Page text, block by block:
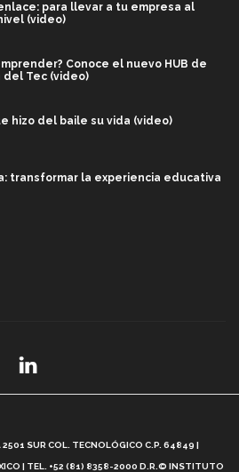
para llevar a tu empresa al
(video)
Conoce el nuevo HUB de
del Tec (video)
hizo del baile su vida (video)
transformar la experiencia educativa
Modelo Educativo Tec? (video)
2501 SUR COL. TECNOLÓGICO C.P. 64849 |
| TEL. +52 (81) 8358-2000 D.R.© INSTITUTO